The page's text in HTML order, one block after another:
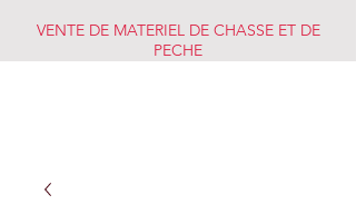
VENTE DE MATERIEL DE CHASSE ET DE
PECHE